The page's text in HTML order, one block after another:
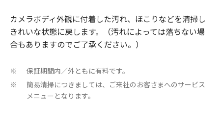
カメラボディ外観に付着した汚れ、ほこりなどを清掃し
きれいな状態に戻します。（汚れによっては落ちない場
合もありますのでご了承ください。）
※ 保証期間内／外ともに有料です。
※
簡易清掃につきましては、ご来社のお客さまへのサービス
メニューとなります。